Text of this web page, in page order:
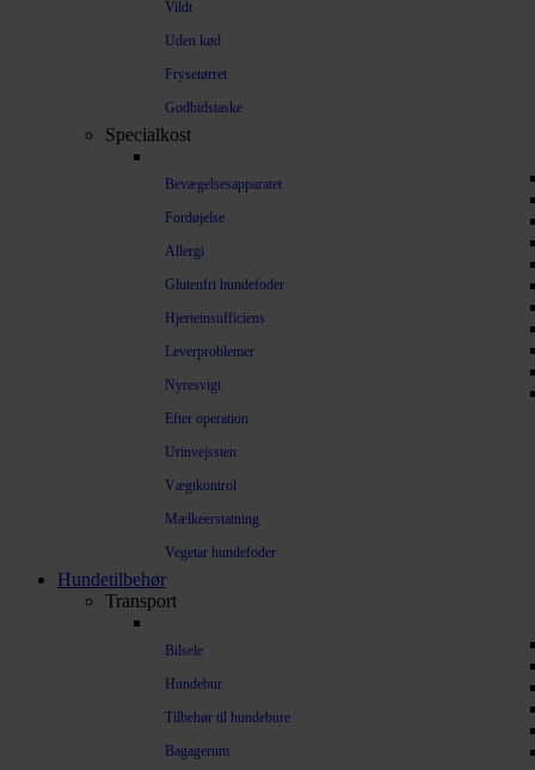
Vildt
Uden kød
Frysetørret
Godbidstaske
Specialkost
Bevægelsesapparatet
Fordøjelse
Allergi
Glutenfri hundefoder
Hjerteinsufficiens
Leverproblemer
Nyresvigt
Efter operation
Urinvejssten
Vægtkontrol
Mælkeerstatning
Vegetar hundefoder
Hundetilbehør
Transport
Bilsele
Hundebur
Tilbehør til hundebure
Bagagerum